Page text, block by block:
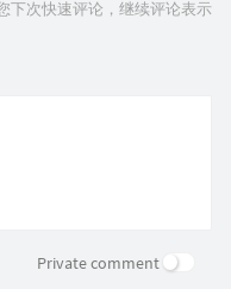
下次快速评论，继续评论表示
Private comment